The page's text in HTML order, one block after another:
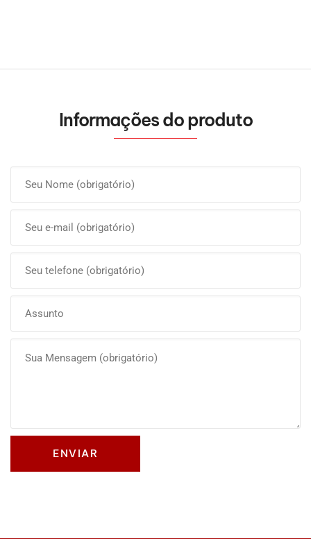
Informações do produto
Olá, insira seus dados para continuar.
Número de celular